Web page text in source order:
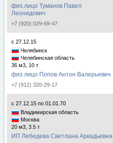
физ.лицо Туманов Павел
Леонидович
+7 (920) 029-69-47
с 27.12.15
Челябинск
Челябинская область
36 м3, 10 т
физ.лицо Попов Антон Валерьевич
+7 (912) 320-29-17
с 27.12.15 по 01.01.70
Владимирская область
Москва
20 м3, 3.5 т
ИП Лебедева Светлана Аркадьевна